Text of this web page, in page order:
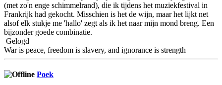
(met zo'n enge schimmelrand), die ik tijdens het muziekfestival in
Frankrijk had gekocht. Misschien is het de wijn, maar het lijkt net
alsof elk stukje me 'hallo' zegt als ik het naar mijn mond breng. Een
bijzonder goede combinatie.
Gelogd
War is peace, freedom is slavery, and ignorance is strength
Poek